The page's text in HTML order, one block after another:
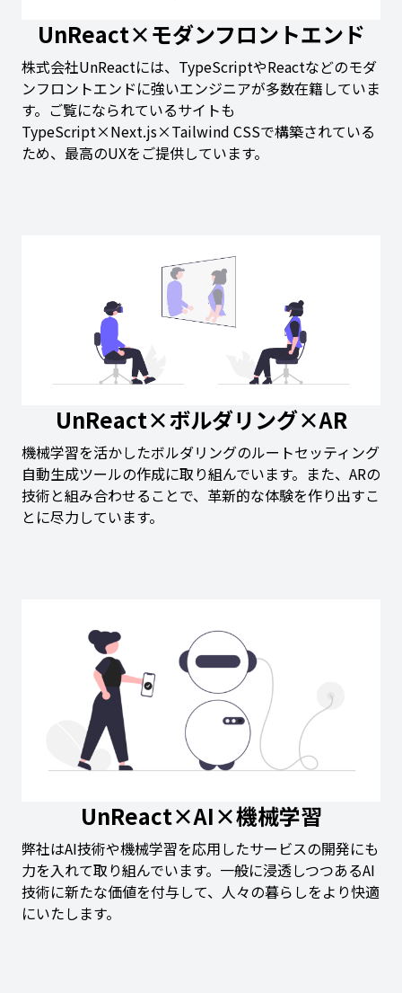
UnReact×モダンフロントエンド
株式会社UnReactには、TypeScriptやReactなどのモダ
ンフロントエンドに強いエンジニアが多数在籍していま
す。ご覧になられているサイトも
TypeScript×Next.js×Tailwind CSSで構築されている
ため、最高のUXをご提供しています。
UnReact×ボルダリング×AR
機械学習を活かしたボルダリングのルートセッティング
自動生成ツールの作成に取り組んでいます。また、ARの
技術と組み合わせることで、革新的な体験を作り出すこ
とに尽力しています。
UnReact×AI×機械学習
弊社はAI技術や機械学習を応用したサービスの開発にも
力を入れて取り組んでいます。一般に浸透しつつあるAI
技術に新たな価値を付与して、人々の暮らしをより快適
にいたします。